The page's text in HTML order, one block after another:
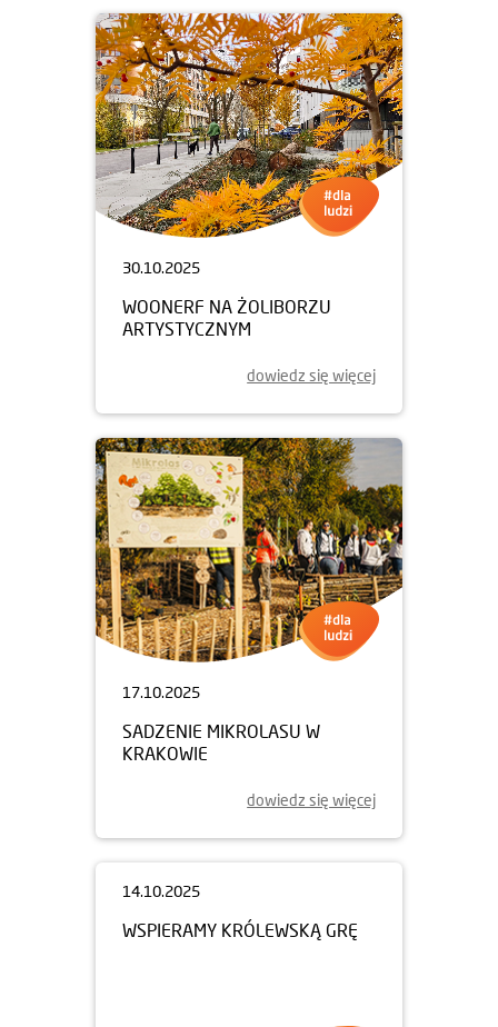
30.10.2025
WOONERF NA ŻOLIBORZU
ARTYSTYCZNYM
dowiedz się więcej
17.10.2025
SADZENIE MIKROLASU W
KRAKOWIE
dowiedz się więcej
14.10.2025
WSPIERAMY KRÓLEWSKĄ GRĘ